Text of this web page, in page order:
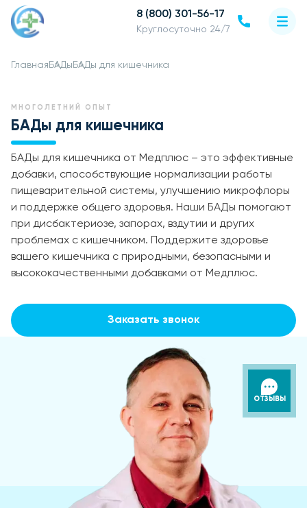
8 (800) 301-56-17
Круглосуточно 24/7
Главная БАДы БАДы для кишечника
МНОГОЛЕТНИЙ ОПЫТ
БАДы для кишечника
БАДы для кишечника от Медплюс – это эффективные
добавки, способствующие нормализации работы
пищеварительной системы, улучшению микрофлоры
и поддержке общего здоровья. Наши БАДы помогают
при дисбактериозе, запорах, вздутии и других
проблемах с кишечником. Поддержите здоровье
вашего кишечника с природными, безопасными и
высококачественными добавками от Медплюс.
Заказать звонок
ОТЗЫВЫ